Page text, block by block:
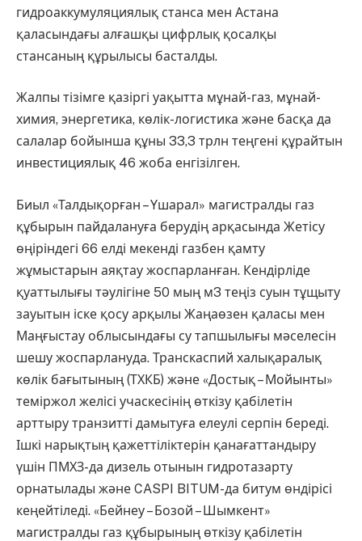
гидроаккумуляциялық станса мен Астана
қаласындағы алғашқы цифрлық қосалқы
стансаның құрылысы басталды.
Жалпы тізімге қазіргі уақытта мұнай-газ, мұнай-
химия, энергетика, көлік-логистика және басқа да
салалар бойынша құны 33,3 трлн теңгені құрайтын
инвестициялық 46 жоба енгізілген.
Биыл «Талдықорған – Үшарал» магистралды газ
құбырын пайдалануға берудің арқасында Жетісу
өңіріндегі 66 елді мекенді газбен қамту
жұмыстарын аяқтау жоспарланған. Кендірліде
қуаттылығы тәулігіне 50 мың м3 теңіз суын тұщыту
зауытын іске қосу арқылы Жаңаөзен қаласы мен
Маңғыстау облысындағы су тапшылығы мәселесін
шешу жоспарлануда. Транскаспий халықаралық
көлік бағытының (ТХКБ) және «Достық – Мойынты»
теміржол желісі учаскесінің өткізу қабілетін
арттыру транзитті дамытуға елеулі серпін береді.
Ішкі нарықтың қажеттіліктерін қанағаттандыру
үшін ПМХЗ-да дизель отынын гидротазарту
орнатылады және CASPI BITUM-да битум өндірісі
кеңейтіледі. «Бейнеу – Бозой – Шымкент»
магистралды газ құбырының өткізу қабілетін